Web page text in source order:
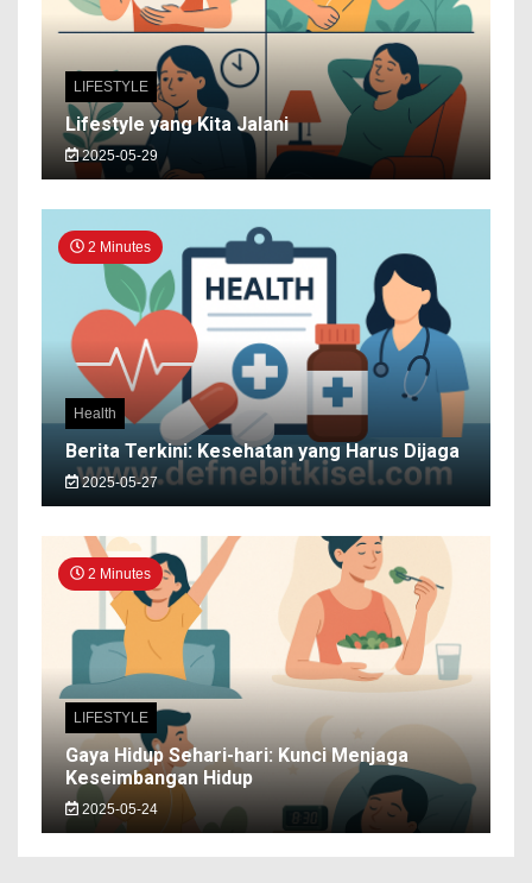
LIFESTYLE
Lifestyle yang Kita Jalani
2025-05-29
2 Minutes
Health
Berita Terkini: Kesehatan yang Harus Dijaga
2025-05-27
2 Minutes
LIFESTYLE
Gaya Hidup Sehari-hari: Kunci Menjaga
Keseimbangan Hidup
2025-05-24